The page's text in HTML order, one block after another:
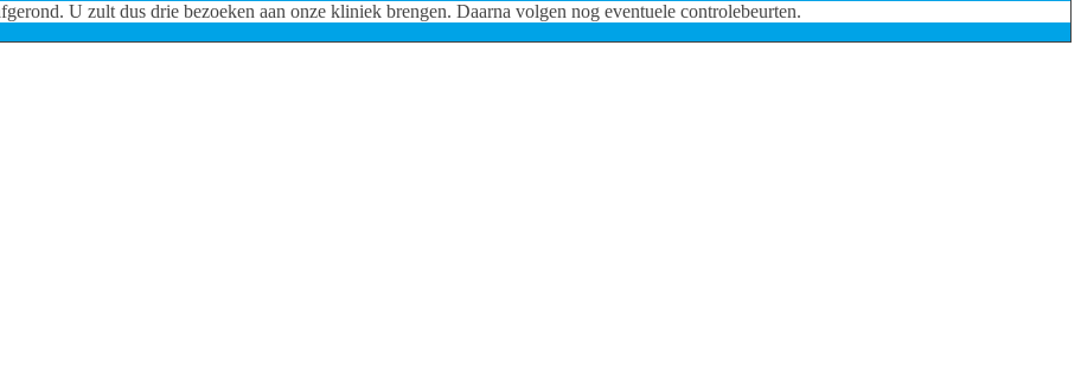
U zult dus drie bezoeken aan onze kliniek brengen. Daarna volgen nog eventuele controlebeurten.